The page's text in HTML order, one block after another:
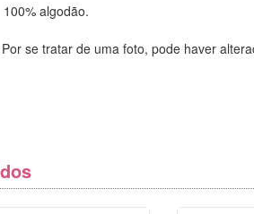
algodão.
se tratar de uma foto, pode haver